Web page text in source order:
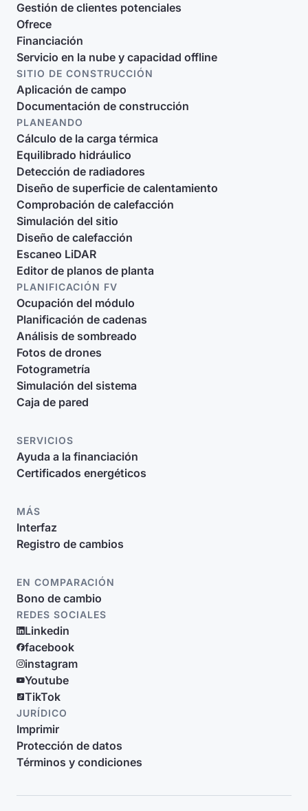
Gestión de clientes potenciales
Ofrece
Financiación
Servicio en la nube y capacidad offline
SITIO DE CONSTRUCCIÓN
Aplicación de campo
Documentación de construcción
PLANEANDO
Cálculo de la carga térmica
Equilibrado hidráulico
Detección de radiadores
Diseño de superficie de calentamiento
Comprobación de calefacción
Simulación del sitio
Diseño de calefacción
Escaneo LiDAR
Editor de planos de planta
PLANIFICACIÓN FV
Ocupación del módulo
Planificación de cadenas
Análisis de sombreado
Fotos de drones
Fotogrametría
Simulación del sistema
Caja de pared
SERVICIOS
Ayuda a la financiación
Certificados energéticos
MÁS
Interfaz
Registro de cambios
EN COMPARACIÓN
Bono de cambio
REDES SOCIALES
Linkedin
facebook
instagram
Youtube
TikTok
JURÍDICO
Imprimir
Protección de datos
Términos y condiciones